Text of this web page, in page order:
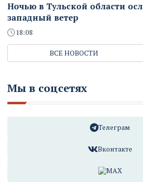
Ночью в Тульской области
западный ветер
18:08
ВСЕ НОВОСТИ
Мы в соцсетях
Телеграм
Вконтакте
MAX